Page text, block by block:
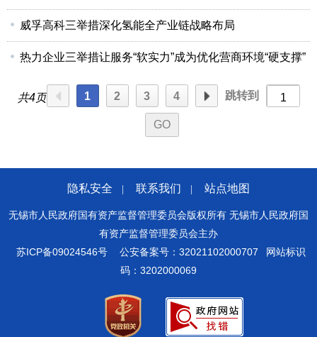
威孚高科三举措深化氢能全产业链战略布局
热力企业三举措让服务“软实力”成为优化营商环境“硬支撑”
共4页 1 2 3 4 跳转到
隐私安全 联系我们 站点地图
无锡市人民政府国有资产监督管理委员会版权所有 无锡市人民政府国
有资产监督管理委员会主办
苏ICP备09024546号
公安备案号：32021102000707
网站标识
码：3202000069